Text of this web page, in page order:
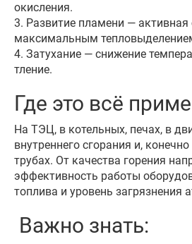
окисления.
3. Развитие пламени — активная
максимальным
4. Затухание — снижение
тление.
Где это всё
На ТЭЦ, в котельных, печах, в
внутреннего сгорания и,
трубах. От качества горения
эффективность работы
топлива и уровень загрязнения
Важно знать: